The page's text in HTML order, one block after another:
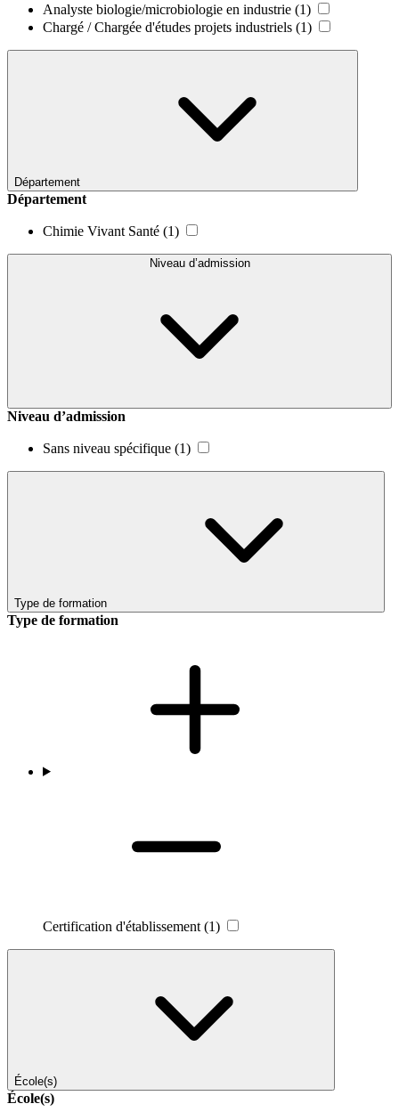
Analyste biologie/microbiologie en industrie (1)
Chargé / Chargée d'études projets industriels (1)
Département
Département
Chimie Vivant Santé (1)
Niveau d’admission
Niveau d’admission
Sans niveau spécifique (1)
Type de formation
Type de formation
Certification d'établissement (1)
École(s)
École(s)